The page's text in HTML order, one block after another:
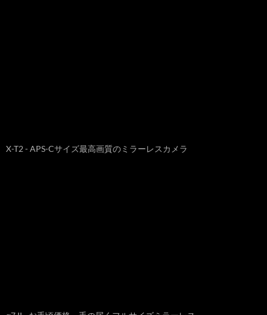
X-T2 - APS-Cサイズ最高画質のミラーレスカメラ